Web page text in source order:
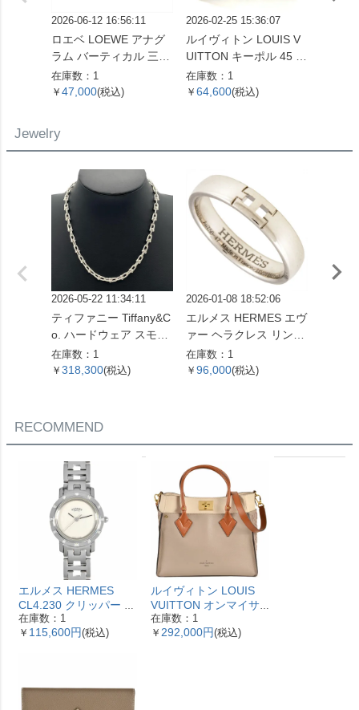
2026-06-12 16:56:11
ロエベ LOEWE アナグ
ラム バーティカル 三つ
折り財布 ベージュ シル
バー金具【中古】
在庫数：1
￥ 47,000(税込)
2026-02-25 15:36:07
ルイヴィトン LOUIS V
UITTON キーポル 45 ボ
ストンバッグ モノグラ
ム キャンバス M41428
在庫数：1
￥ 64,600(税込)
Jewelry
2026-05-22 11:34:11
ティファニー Tiffany&C
o. ハードウェア スモー
ルリンク ネックレス 60
153093 SV925 42.4g シ
在庫数：1
￥ 318,300(税込)
2026-01-08 18:52:06
エルメス HERMES エヴ
ァー ヘラクレス リング
指輪 #47 K18WG 3.2g
ホワイトゴールド レデ
在庫数：1
￥ 96,000(税込)
RECOMMEND
エルメス HERMES
CL4.230 クリッパー ナ
クレ 腕時計 シェル文字
盤 ベゼル12Pダイヤ レ
在庫数：1
￥ 115,600円(税込)
ルイヴィトン LOUIS
VUITTON オンマイサ
イドMM ハンドバッグ
2WAY レザー M53825
在庫数：1
￥ 292,000円(税込)